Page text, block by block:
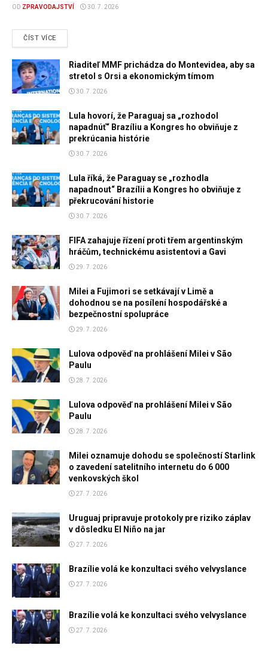
OD ZPRAVODAJSTVÍ 30. 7. 2026
ČÍST VÍCEDETAILS
Riaditeľ MMF prichádza do Montevidea, aby sa
stretol s Orsi a ekonomickým tímom
30. 7. 2026
Lula hovorí, že Paraguaj sa „rozhodol
napadnúť“ Brazíliu a Kongres ho obviňuje z
prekrúcania histórie
30. 7. 2026
Lula říká, že Paraguay se „rozhodla
napadnout“ Brazílii a Kongres ho obviňuje z
překrucování historie
30. 7. 2026
FIFA zahajuje řízení proti třem argentinským
hráčům, technickému asistentovi a Gavi
29. 7. 2026
Milei a Fujimori se setkávají v Limě a
dohodnou se na posílení hospodářské a
bezpečnostní spolupráce
29. 7. 2026
Lulova odpověď na prohlášení Milei v São
Paulu
28. 7. 2026
Lulova odpověď na prohlášení Milei v São
Paulu
28. 7. 2026
Milei oznamuje dohodu se společností Starlink
o zavedení satelitního internetu do 6 000
venkovských škol
27. 7. 2026
Uruguaj pripravuje protokoly pre riziko záplav
v dôsledku El Niño na jar
27. 7. 2026
Brazílie volá ke konzultaci svého velvyslance
27. 7. 2026
Brazílie volá ke konzultaci svého velvyslance
27. 7. 2026